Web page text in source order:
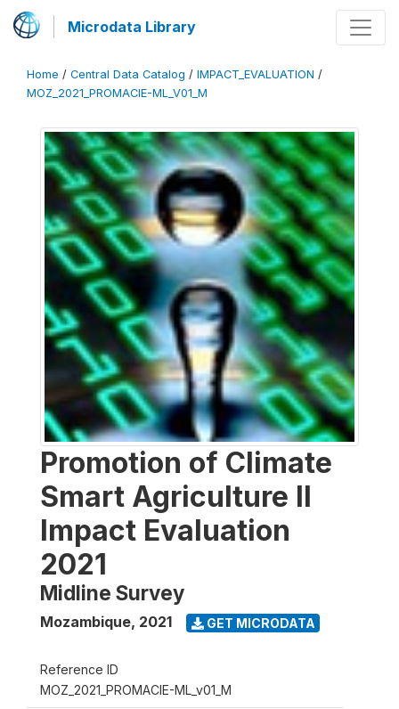
Microdata Library
Home / Central Data Catalog / IMPACT_EVALUATION /
MOZ_2021_PROMACIE-ML_V01_M
Promotion of Climate
Smart Agriculture II
Impact Evaluation
2021
Midline Survey
Mozambique, 2021 GET MICRODATA
Reference ID
MOZ_2021_PROMACIE-ML_v01_M